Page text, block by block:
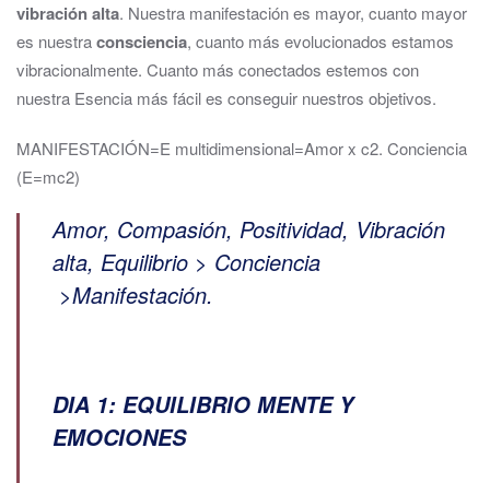
vibración alta. Nuestra manifestación es mayor, cuanto mayor
es nuestraconsciencia, cuanto más evolucionados estamos
vibracionalmente. Cuanto más conectados estemos con
nuestra Esencia más fácil es conseguir nuestros objetivos.
MANIFESTACIÓN=E multidimensional=Amor x c2. Conciencia
(E=mc2)
Amor, Compasión, Positividad, Vibración
alta, Equilibrio > Conciencia
>Manifestación.
DIA 1: EQUILIBRIO MENTE Y
EMOCIONES